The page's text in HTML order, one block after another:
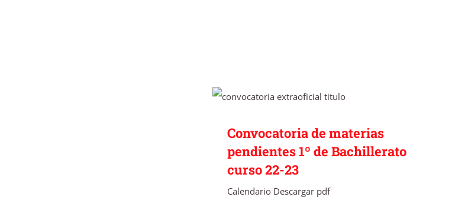
Convocatoria de materias pendientes 1º de
Bachillerato curso 22-23
Convocatoria de materias
pendientes 1º de Bachillerato
curso 22-23
Calendario Descargar pdf